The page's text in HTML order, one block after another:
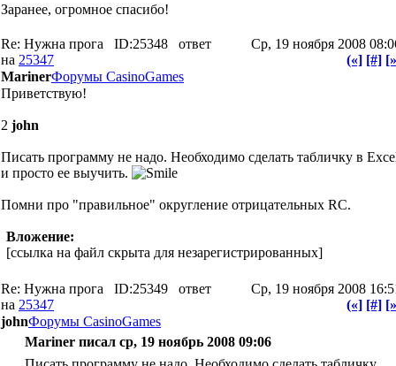
Заранее, огромное спасибо!
Re: Нужна прога ID:25348 ответ
на 25347
Ср, 19 ноября 2008
(«] [#]
MarinerФорумы CasinoGames
Приветствую!
2 john
Писать программу не надо. Необходимо сделать табличку в
и просто ее выучить.
Помни про "правильное" округление отрицательных RC.
Вложение:
[ссылка на файл скрыта для незарегистрированных]
Re: Нужна прога ID:25349 ответ
на 25347
Ср, 19 ноября 2008
(«] [#]
johnФорумы CasinoGames
Mariner писал ср, 19 ноябрь 2008 09:06